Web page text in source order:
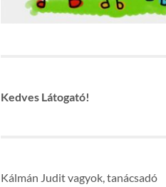
Kedves Látogató!
Kálmán Judit vagyok, tanácsadó